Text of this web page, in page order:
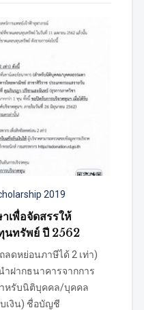
2019
เพื่อจัดสรรให้
ทรัพย์ ปี 2562
ลดหย่อนภาษีได้ 2 เท่า)
ำฝากธนาคารจากการ
ำหรับนิติบุคคล/บุคคล
บเงิน) ชื่อบัญชี